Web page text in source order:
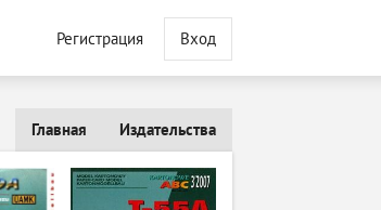
Регистрация Вход
Издательства
Главная